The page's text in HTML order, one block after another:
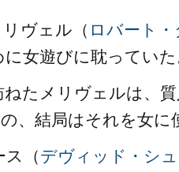
ヴェル（ ロバート
女遊びに耽っていた
ねたメリヴェルは、
、結局はそれを女に
ス（デヴィッド・シ